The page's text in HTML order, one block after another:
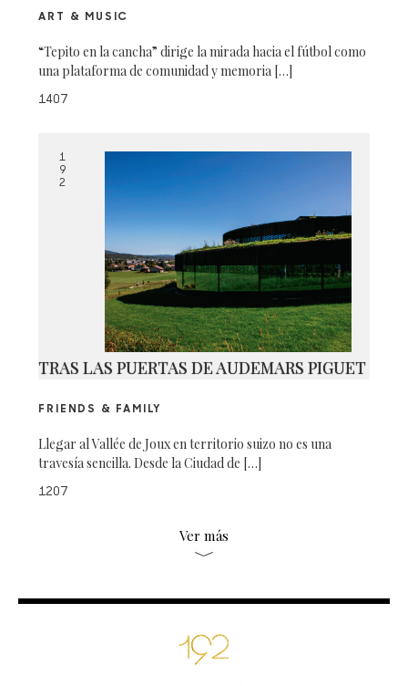
ART & MUSIC
“Tepito en la cancha” dirige la mirada hacia el fútbol como
una plataforma de comunidad y memoria […]
1407
1
9
2
TRAS LAS PUERTAS DE AUDEMARS PIGUET
FRIENDS & FAMILY
Llegar al Vallée de Joux en territorio suizo no es una
travesía sencilla. Desde la Ciudad de […]
1207
Ver más